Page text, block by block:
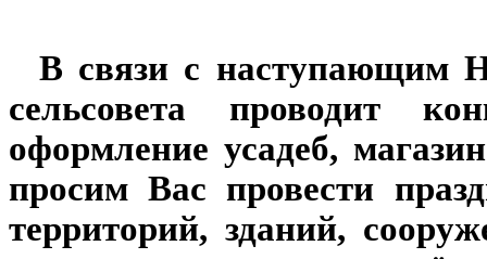
В связи с наступающим
сельсовета проводит
оформление усадеб,
просим Вас провести
территорий, зданий,